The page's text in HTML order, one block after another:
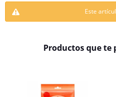
Este
Productos que te